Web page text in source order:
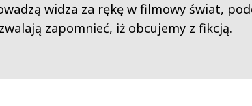
widza za rękę w filmowy świat,
zapomnieć, iż obcujemy z fikcją.